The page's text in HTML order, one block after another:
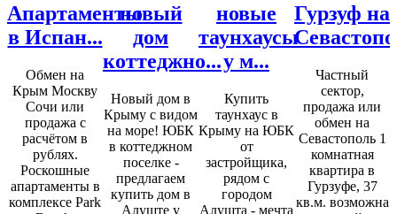
Апартаменты
в Испан...
Обмен на
Крым Москву
Сочи или
продажа с
расчётом в
рублях.
Роскошные
апартаменты в
комплексе Park
новый
дом
коттеджно...
Новый дом в
Крыму с видом
на море! ЮБК
в коттеджном
поселке -
предлагаем
купить дом в
Алуште у
новые
таунхаусы
у м...
Купить
таунхаус в
Крыму на ЮБК
от
застройщика,
рядом с
городом
Алушта - мечта
Гурзуф на
Частный
сектор,
продажа или
обмен на
Севастополь 1
комнатная
квартира в
Гурзуфе, 37
кв.м. возможна